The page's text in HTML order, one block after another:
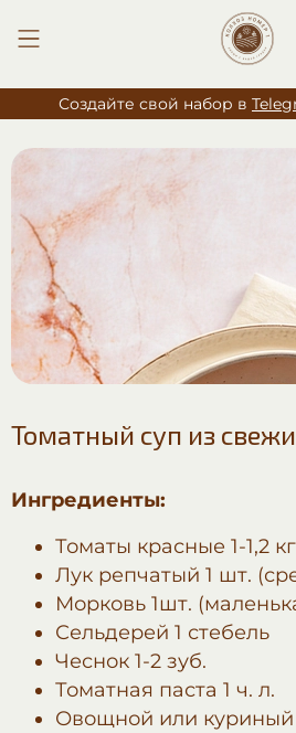
Создайте свой набор в
Томатный суп из
Ингредиенты:
Томаты красные 1-1,2
Лук репчатый 1 шт.
Морковь 1шт.
Сельдерей 1 стебель
Чеснок 1-2 зуб.
Томатная паста 1 ч. л.
Овощной или куриный